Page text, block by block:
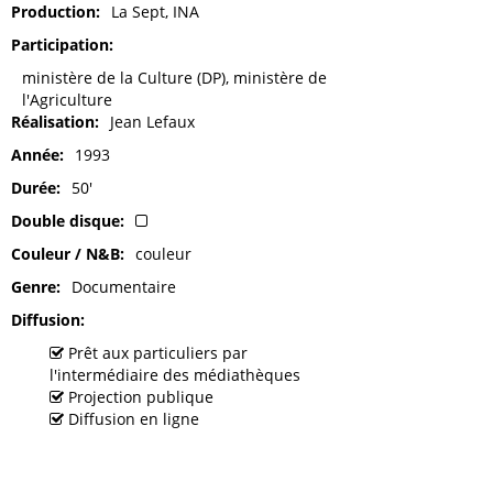
Production
La Sept, INA
Participation
ministère de la Culture (DP), ministère de
l'Agriculture
Réalisation
Jean Lefaux
Année
1993
Durée
50'
Double disque
Couleur / N&B
couleur
Genre
Documentaire
Diffusion
Prêt aux particuliers par
l'intermédiaire des médiathèques
Projection publique
Diffusion en ligne